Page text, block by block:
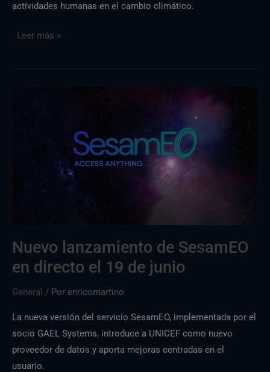
actividades humanas en el cambio climático.
. Leer más »
Nuevo lanzamiento de SesamEO
en directo el 19 de junio
General / Por enricomartino
La nueva versión del servicio SesamEO, implementada por el
socio GAEL Systems, introduce a UNICEF como nuevo
proveedor de datos y aporta mejoras centradas en el
usuario.
Nueva
versión
SesamEO
disponible
a
del
de
junio